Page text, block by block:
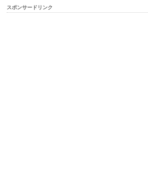
スポンサードリンク